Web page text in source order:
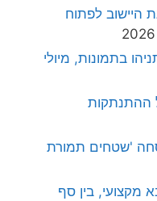
היישוב לפתוח
בתמונות, מיולי
ההתנתקות
'שטחים תמורת
מקצועי, בין סף